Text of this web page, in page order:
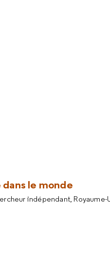
le monde
indépendant, Royaume-